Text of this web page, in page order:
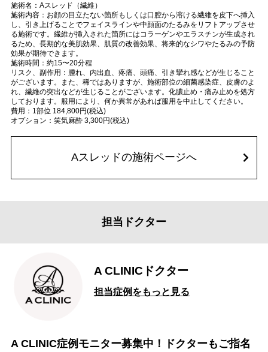
後
施術名：Aスレッド（繊維）
施術内容：お顔の目立たない箇所もしくは口腔から溶ける繊維を皮下へ挿入
し、引き上げることでフェイスラインや中顔面のたるみをリフトアップさせ
る施術です。繊維が挿入された箇所にはコラーゲンやエラスチンが生成され
るため、長期的な美肌効果、肌質の改善効果、将来的なシワやたるみの予防
効果が期待できます。
施術時間：約15〜20分程
リスク、副作用：腫れ、内出血、疼痛、頭痛、引き攣れ感などが生じること
がございます。また、稀ではありますが、施術部位の細菌感染症、皮膚のよ
れ、繊維の突出などが生じることがございます。化膿止め・痛み止めを処方
しております。服用により、何か異常があれば服用を中止してください。
費用：1部位 184,800円(税込)
オプション：笑気麻酔 3,300円(税込)
Aスレッドの施術ページへ
担当ドクター
A CLINICドクター
担当症例をもっと見る
A CLINIC症例モニター募集中！ドクターもご指名